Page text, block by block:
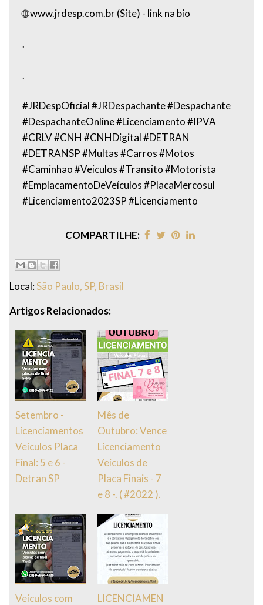
🌐 www.jrdesp.com.br (Site) - link na bio
.
.
#JRDespOficial #JRDespachante #Despachante
#DespachanteOnline #Licenciamento #IPVA
#CRLV #CNH #CNHDigital #DETRAN
#DETRANSP #Multas #Carros #Motos
#Caminhao #Veiculos #Transito #Motorista
#EmplacamentoDeVeículos #PlacaMercosul
#Licenciamento2023SP #Licenciamento
COMPARTILHE:
Local:São Paulo, SP, Brasil
Artigos Relacionados:
Setembro -
Licenciamentos
Veículos Placa
Final: 5 e 6 -
Detran SP
Mês de
Outubro: Vence
Licenciamento
Veículos de
Placa Finais - 7
e 8 -. ( #2022 ).
Veículos com
LICENCIAMEN